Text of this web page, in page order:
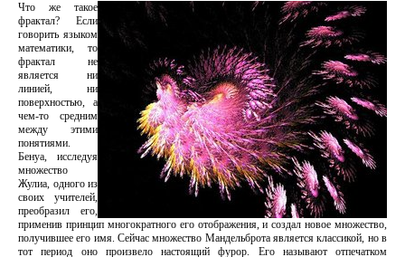
Что же такое
фрактал? Если
говорить языком
математики, то
фрактал не
является ни
линией, ни
поверхностью, а
чем-то средним
между этими
понятиями.
Бенуа, исследуя
множество
Жулиа, одного из
своих учителей,
преобразил его,
применив принцип многократного его отображения, и создал новое множество,
получившее его имя. Сейчас множество Мандельброта является классикой, но в
тот период оно произвело настоящий фурор. Его называют отпечатком